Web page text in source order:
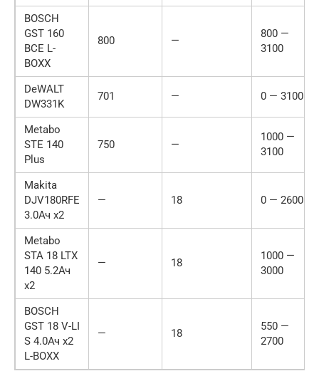
BOSCH
GST 160
BCE L-
BOXX
800 —
800 —
3100
DeWALT
DW331K
701 — 0 — 3100
Metabo
STE 140
Plus
750 —
1000 —
3100
Makita
DJV180RFE
3.0Ач х2
— 18 0 — 2600
Metabo
STA 18 LTX
140 5.2Ач
x2
— 18
1000 —
3000
BOSCH
GST 18 V-LI
S 4.0Ач x2
L-BOXX
— 18
550 —
2700